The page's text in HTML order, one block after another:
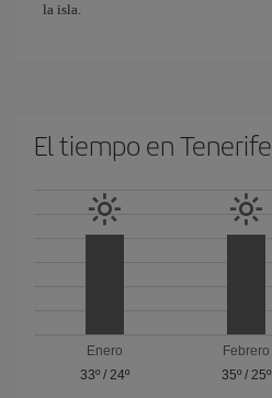
la isla.
El tiempo en Tenerife
Enero
33º/ 24º
Febrero
35º/ 25º